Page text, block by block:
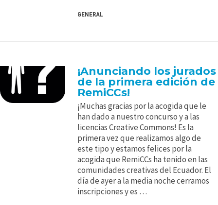
GENERAL
¡Anunciando los jurados
de la primera edición de
RemiCCs!
¡Muchas gracias por la acogida que le
han dado a nuestro concurso y a las
licencias Creative Commons! Es la
primera vez que realizamos algo de
este tipo y estamos felices por la
acogida que RemiCCs ha tenido en las
comunidades creativas del Ecuador. El
día de ayer a la media noche cerramos
inscripciones y es …